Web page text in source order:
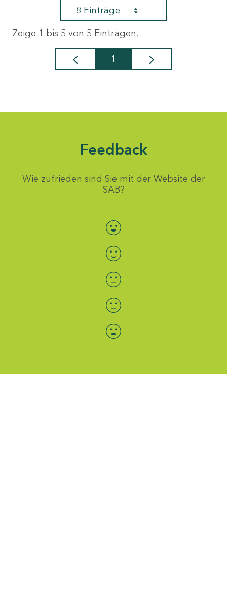
8 Einträge
Zeige 1 bis 5 von 5 Einträgen.
Seite
1
Feedback
Wie zufrieden sind Sie mit der Website der
SAB?
Bewertung auswählen